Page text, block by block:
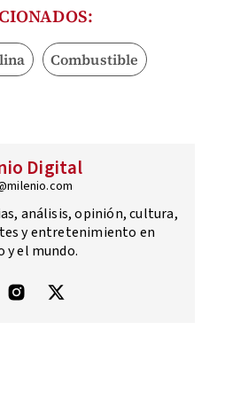
Combustible
Digital
análisis, opinión, cultura,
y entretenimiento en
y el mundo.